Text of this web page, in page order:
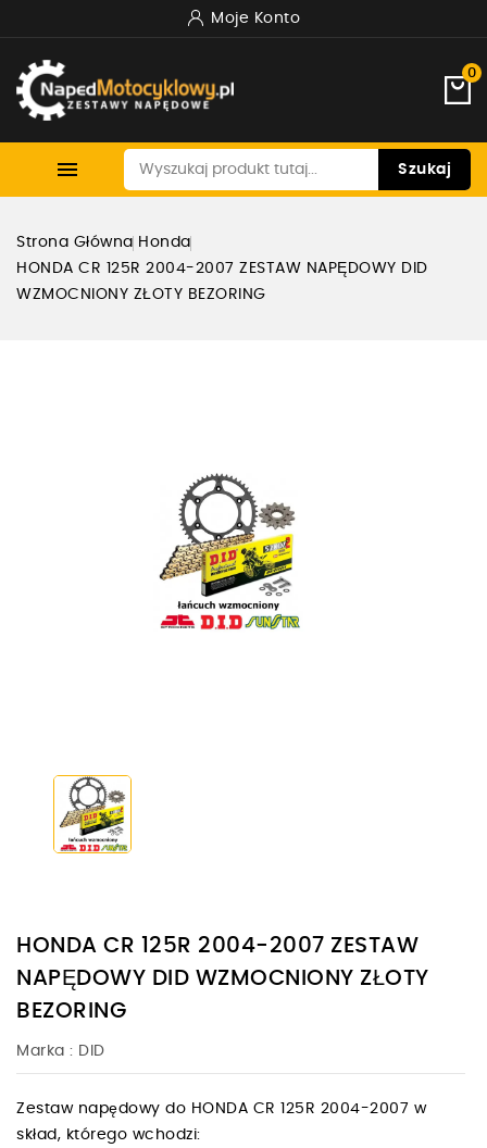
Moje Konto
0
 Szukaj
Strona Główna Honda
HONDA CR 125R 2004-2007 ZESTAW NAPĘDOWY DID
WZMOCNIONY ZŁOTY BEZORING
HONDA CR 125R 2004-2007 ZESTAW
NAPĘDOWY DID WZMOCNIONY ZŁOTY
BEZORING
Marka : DID
Zestaw napędowy do HONDA CR 125R 2004-2007 w
skład, którego wchodzi: